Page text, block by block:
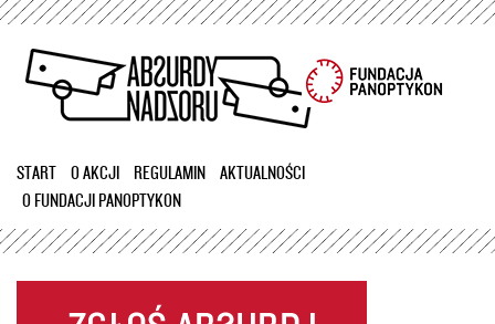
Przejdź
treści
START O AKCJI REGULAMIN
AKTUALNOŚCI
O FUNDACJI PANOPTYKON